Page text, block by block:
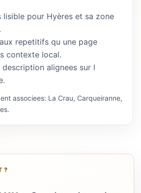
lisible pour Hyères et sa zone
repetitifs qu une page
contexte local.
alignees sur l
associees: La Crau, Carqueiranne,
?